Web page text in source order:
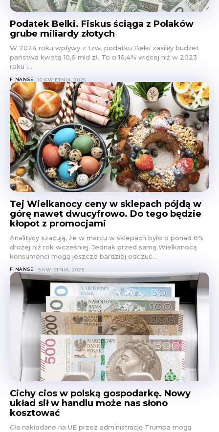
Podatek Belki. Fiskus ściąga z Polaków
grube miliardy złotych
W 2024 roku wpływy z tzw. podatku Belki zasiliły budżet
państwa kwotą 10,6 mld zł. To o 16,4% więcej niż w 2023
roku i...
FINANSE 10 KWIETNIA, 2025
Tej Wielkanocy ceny w sklepach pójdą w
górę nawet dwucyfrowo. Do tego będzie
kłopot z promocjami
Analitycy szacują, że w marcu w sklepach było o ponad 6%
drożej niż rok wcześniej. Jednak przed samą Wielkanocą
konsumenci mogą jeszcze bardziej odczuć...
FINANSE 9 KWIETNIA, 2025
Cichy cios w polską gospodarkę. Nowy
układ sił w handlu może nas słono
kosztować
Cła nakładane na UE przez administrację Trumpa mogą